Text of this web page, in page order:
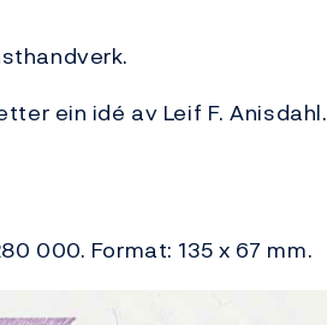
ein idé av Leif F. Anisdahl.
000. Format: 135 x 67 mm.